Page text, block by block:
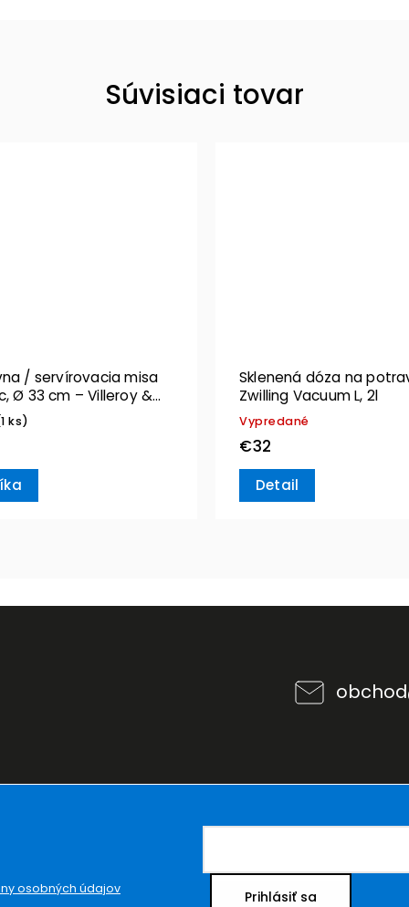
Súvisiaci tovar
/ servírovacia misa
Ø 33 cm – Villeroy &
ks)
Sklenená dóza na
Zwilling Vacuum L, 2l
Vypredané
€32
Detail
obchod
osobných údajov Prihlásiť sa